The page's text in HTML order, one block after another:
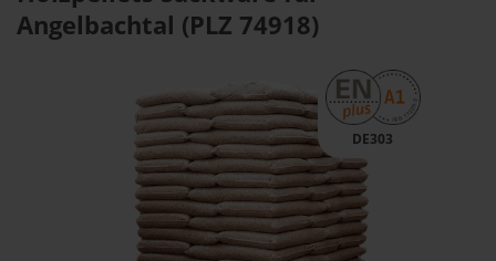
Angelbachtal (PLZ 74918)
DE303